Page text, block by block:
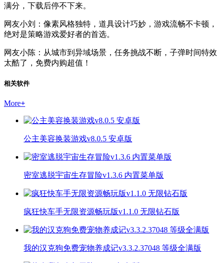
满分，下载后停不下来。
网友小刘：像素风格独特，道具设计巧妙，游戏流畅不卡顿，
绝对是策略游戏爱好者的首选。
网友小陈：从城市到异域场景，任务挑战不断，子弹时间特效
太酷了，免费内购超值！
相关软件
More+
公主美容换装游戏v8.0.5 安卓版
密室逃脱宇宙生存冒险v1.3.6 内置菜单版
疯狂快车手无限资源畅玩版v1.1.0 无限钻石版
我的汉克狗免费宠物养成记v3.3.2.37048 等级全满版